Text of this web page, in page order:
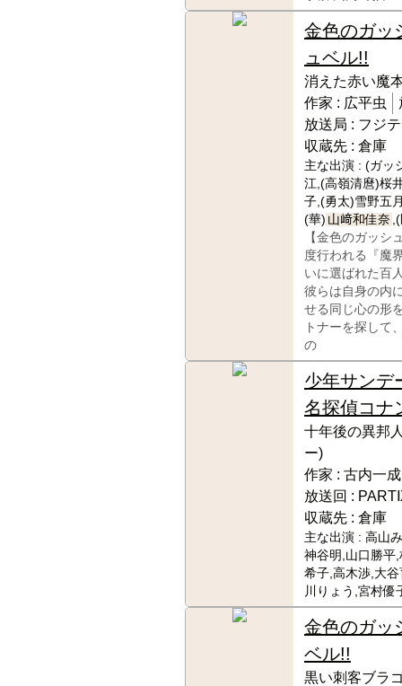
金色のガッ
ュベル!!
消えた赤い魔
作家 : 広平虫
放送局 : フジ
収蔵先 : 倉庫
主な出演 : (ガッ
江,(高嶺清麿)桜
子,(勇太)雪野五
(華) 山﨑和佳奈
【金色のガッ
度行われる『魔
いに選ばれた百
彼らは自身の内
せる同じ心の形
トナーを探して
の
少年サンデ
名探偵コナ
十年後の異邦
ー)
作家 : 古内一成
放送回 :
収蔵先 : 倉庫
主な出演 : 高山
神谷明,山口勝平
希子,高木渉,大
川りょう,宮村優
金色のガッ
ベル!!
黒い刺客ブラ